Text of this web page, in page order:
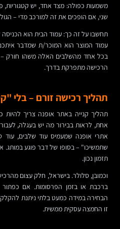
משמעות כפולה: מצד אחד, יש קטגוריות,
שני, אם הופכים את זה למורכב מדי –
תחשבו על זה כך: עמוד הבית הוא הכניסה
עמוד המוצר הוא המוכר/ת שמדבר
בכל אחד מהשלבים האלה משהו חורק –
הרכישה מתפרקת בדרך.
תהליך רכישה זורם – בלי
תהליך קנייה באתר אופנה צריך
אחת, לראות בבירור מה יש בעגלה,
אתרי אופנה שמעמיס עוד שלבים, עוד
שתמשיכו" – בסופו של דבר פוגע במותג.
תזמון נכון.
וכמובן, סלולר. בישראל, חלק עצום
ברכבת או בזמן הפרסומות. אם
הבחירה במידה כמעט בלתי ניתנת
זו החמצה עסקית ממשית.